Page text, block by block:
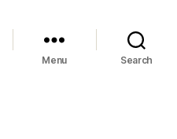
Menu Search